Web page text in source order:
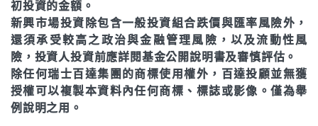
初投資的金額。
新興市場投資除包含一般投資組合跌價與匯率風險外，
還須承受較高之政治與金融管理風險，以及流動性風
險，投資人投資前應詳閱基金公開說明書及審慎評估。
除任何瑞士百達集團的商標使用權外，百達投顧並無獲
授權可以複製本資料內任何商標、標誌或影像。僅為舉
例說明之用。